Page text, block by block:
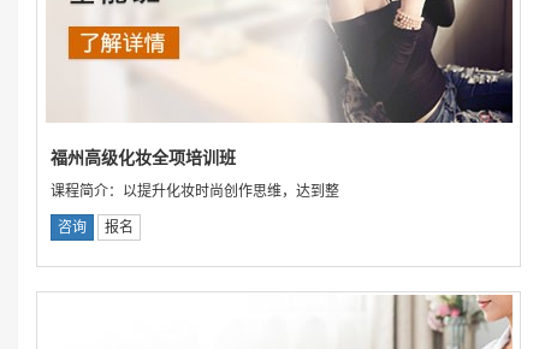
福州高级化妆全项培训班
课程简介：以提升化妆时尚创作思维，达到整
咨询 报名